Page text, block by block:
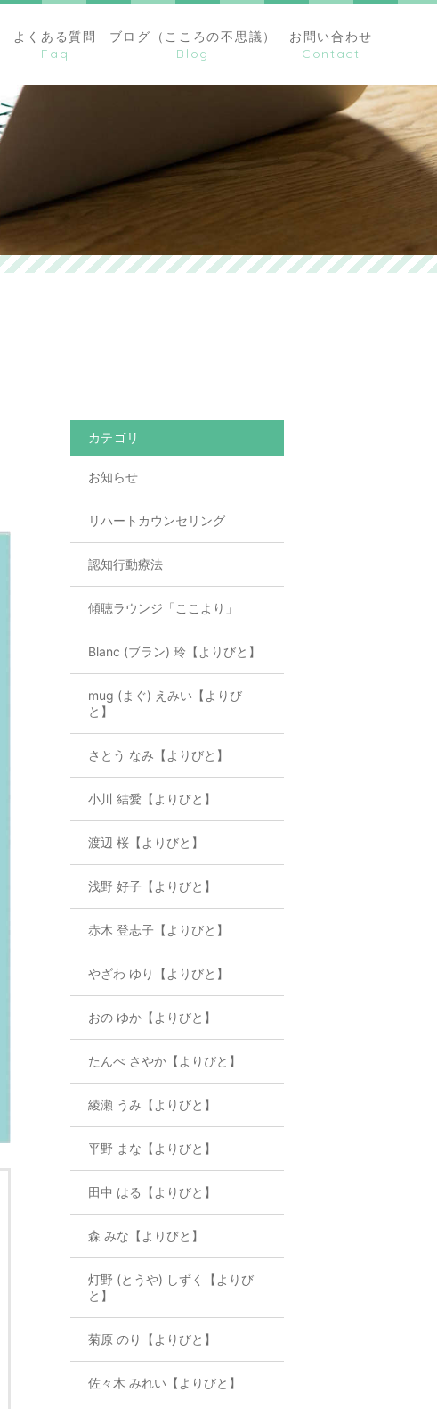
よくある質問 ブログ（こころの不思議） お問い合わせ
カテゴリ
お知らせ
リハートカウンセリング
認知行動療法
傾聴ラウンジ「ここより」
Blanc (ブラン) 玲【よりびと】
mug (まぐ) えみい【よりび
と】
さとう なみ【よりびと】
小川 結愛【よりびと】
渡辺 桜【よりびと】
浅野 好子【よりびと】
赤木 登志子【よりびと】
やざわ ゆり【よりびと】
おの ゆか【よりびと】
たんべ さやか【よりびと】
綾瀬 うみ【よりびと】
平野 まな【よりびと】
田中 はる【よりびと】
森 みな【よりびと】
灯野 (とうや) しずく【よりび
と】
菊原 のり【よりびと】
佐々木 みれい【よりびと】